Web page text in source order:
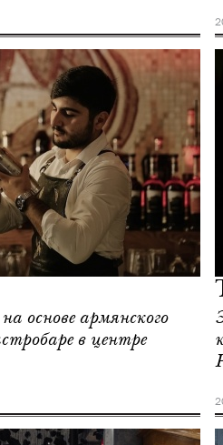
основе армянского
в центре